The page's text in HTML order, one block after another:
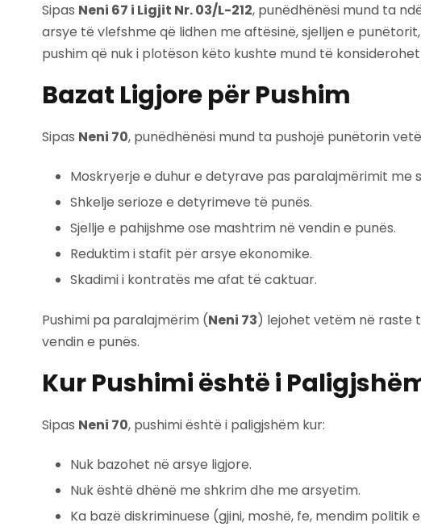
Sipas Neni 67 i Ligjit Nr. 03/L-212, punëdhënësi mund ta
arsye të vlefshme që lidhen me aftësinë, sjelljen e
pushim që nuk i plotëson këto kushte mund të konsiderohet
Bazat Ligjore për Pushim
Sipas Neni 70, punëdhënësi mund ta pushojë punëtorin
Moskryerje e duhur e detyrave pas paralajmërimit me
Shkelje serioze e detyrimeve të punës.
Sjellje e pahijshme ose mashtrim në vendin e punës.
Reduktim i stafit për arsye ekonomike.
Skadimi i kontratës me afat të caktuar.
Pushimi pa paralajmërim (Neni 73) lejohet vetëm në raste
vendin e punës.
Kur Pushimi është i
Sipas Neni 70, pushimi është i paligjshëm kur:
Nuk bazohet në arsye ligjore.
Nuk është dhënë me shkrim dhe me arsyetim.
Ka bazë diskriminuese (gjini, moshë, fe, mendim politik